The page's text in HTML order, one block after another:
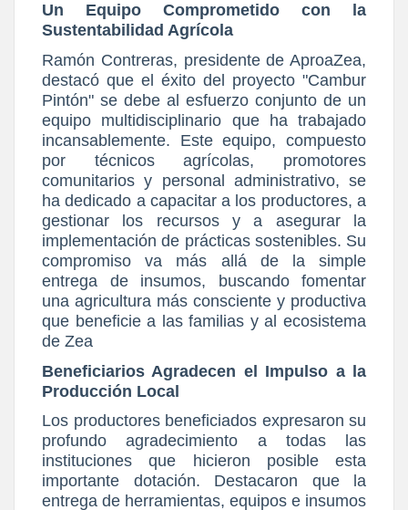
Un Equipo Comprometido con la
Sustentabilidad Agrícola
Ramón Contreras, presidente de AproaZea,
destacó que el éxito del proyecto "Cambur
Pintón" se debe al esfuerzo conjunto de un
equipo multidisciplinario que ha trabajado
incansablemente. Este equipo, compuesto
por técnicos agrícolas, promotores
comunitarios y personal administrativo, se
ha dedicado a capacitar a los productores, a
gestionar los recursos y a asegurar la
implementación de prácticas sostenibles. Su
compromiso va más allá de la simple
entrega de insumos, buscando fomentar
una agricultura más consciente y productiva
que beneficie a las familias y al ecosistema
de Zea
Beneficiarios Agradecen el Impulso a la
Producción Local
Los productores beneficiados expresaron su
profundo agradecimiento a todas las
instituciones que hicieron posible esta
importante dotación. Destacaron que la
entrega de herramientas, equipos e insumos